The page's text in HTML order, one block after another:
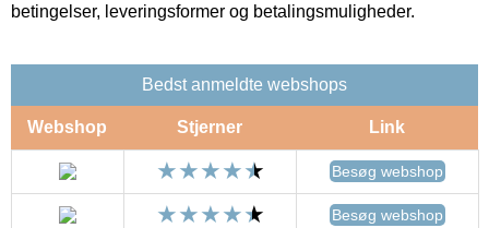
betingelser, leveringsformer og betalingsmuligheder.
Bedst anmeldte webshops
Webshop Stjerner Link
Besøg webshop
Besøg webshop